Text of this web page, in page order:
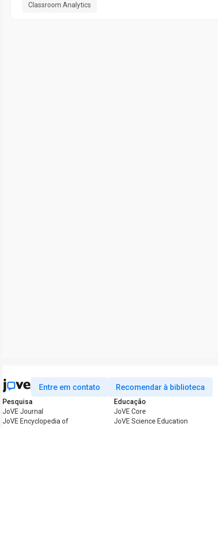
Classroom Analytics
Entre em contato Recomendar à biblioteca
Pesquisa
JoVE Journal
JoVE Encyclopedia of
Educação
JoVE Core
JoVE Science Education